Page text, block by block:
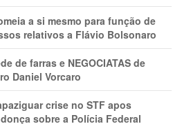
a si mesmo para função de
relativos a Flávio Bolsonaro
de farras e NEGOCIATAS de
Daniel Vorcaro
crise no STF apos
sobre a Polícia Federal